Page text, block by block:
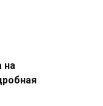
на